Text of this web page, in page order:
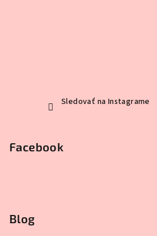
Sledovať na Instagrame
Facebook
Blog